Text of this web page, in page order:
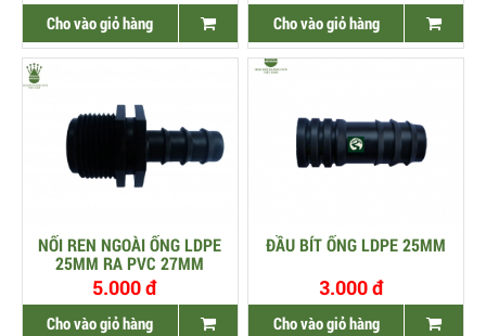
Cho vào giỏ hàng Cho vào giỏ hàng
NỐI REN NGOÀI ỐNG LDPE
25MM RA PVC 27MM
5.000 đ
Cho vào giỏ hàng
ĐẦU BÍT ỐNG LDPE 25MM
3.000 đ
Cho vào giỏ hàng